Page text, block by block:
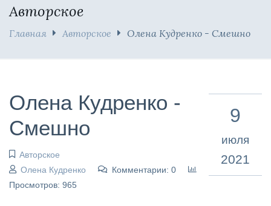
Авторское
Главная Авторское Олена Кудренко - Смешно
Олена Кудренко -
Смешно
Авторское
Олена Кудренко
Комментарии: 0
Просмотров: 965
9
июля
2021